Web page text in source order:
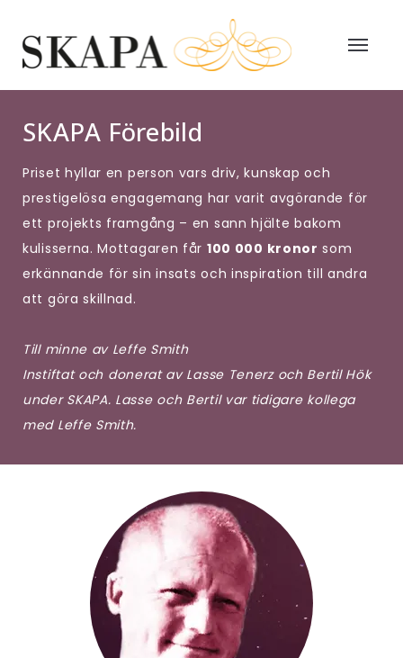
SKAPA Förebild
Priset hyllar en person vars driv, kunskap och
prestigelösa engagemang har varit avgörande för
ett projekts framgång – en sann hjälte bakom
kulisserna. Mottagaren får 100 000 kronor som
erkännande för sin insats och inspiration till andra
att göra skillnad.
Till minne av Leffe Smith
Instiftat och donerat av Lasse Tenerz och Bertil Hök
under SKAPA. Lasse och Bertil var tidigare kollega
med Leffe Smith.